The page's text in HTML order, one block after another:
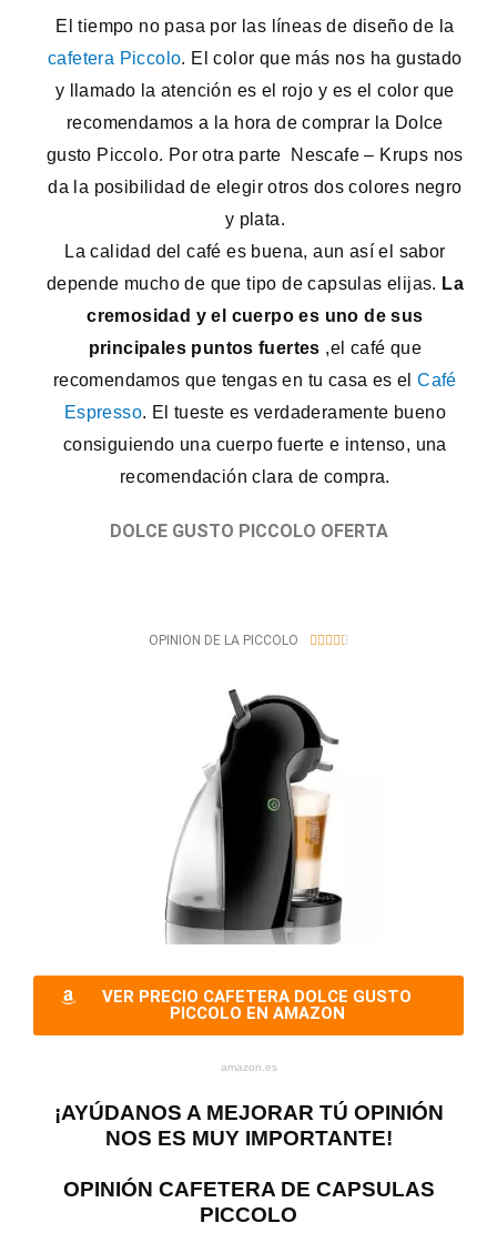
El tiempo no pasa por las líneas de diseño de la
cafetera Piccolo. El color que más nos ha gustado
y llamado la atención es el rojo y es el color que
recomendamos a la hora de comprar la Dolce
gusto Piccolo. Por otra parte Nescafe – Krups nos
da la posibilidad de elegir otros dos colores negro
y plata.
La calidad del café es buena, aun así el sabor
depende mucho de que tipo de capsulas elijas. La
cremosidad y el cuerpo es uno de sus
principales puntos fuertes ,el café que
recomendamos que tengas en tu casa es elCafé
Espresso. El tueste es verdaderamente bueno
consiguiendo una cuerpo fuerte e intenso, una
recomendación clara de compra.
DOLCE GUSTO PICCOLO OFERTA
OPINION DE LA PICCOLO 
VER PRECIO CAFETERA DOLCE GUSTO
PICCOLO EN AMAZON
amazon.es
¡AYÚDANOS A MEJORAR TÚ OPINIÓN
NOS ES MUY IMPORTANTE!
OPINIÓN CAFETERA DE CAPSULAS
PICCOLO